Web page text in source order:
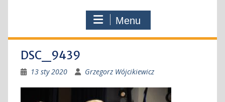
Menu
DSC_9439
13 sty 2020 Grzegorz Wójcikiewicz